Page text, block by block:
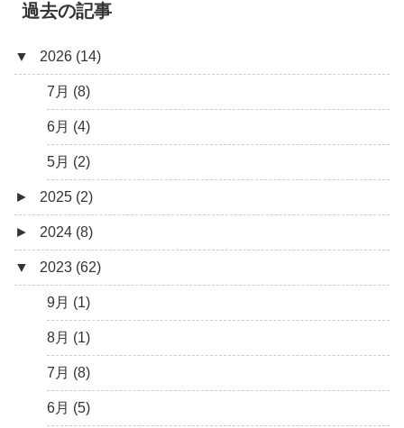
過去の記事
▼ 2026 (14)
7月 (8)
6月 (4)
5月 (2)
► 2025 (2)
12月 (1)
6月 (1)
► 2024 (8)
8月 (1)
7月 (1)
5月 (2)
4月 (3)
3月 (1)
▼ 2023 (62)
9月 (1)
8月 (1)
7月 (8)
6月 (5)